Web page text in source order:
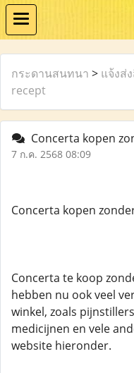
กระดานสนทนา > แจ้งส่
recept
Concerta kopen
7 ก.ค. 2568 08:09
Concerta kopen
Concerta te koop
hebben nu ook veel
winkel, zoals
medicijnen en vele
website hieronder.